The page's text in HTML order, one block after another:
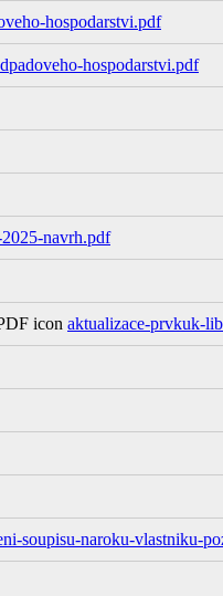
hospodarstvi.pdf
hospodarstvi.pdf
navrh.pdf
aktualizace-prvkuk-
soupisu-naroku-vlastniku-